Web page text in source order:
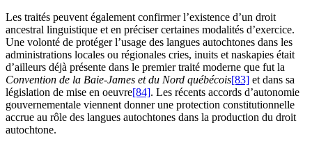
Les traités peuvent également confirmer l’existence d’un droit
ancestral linguistique et en préciser certaines modalités d’exercice.
Une volonté de protéger l’usage des langues autochtones dans les
administrations locales ou régionales cries, inuits et naskapies était
d’ailleurs déjà présente dans le premier traité moderne que fut la
Convention de la Baie-James et du Nord québécois[83] et dans sa
législation de mise en oeuvre[84]. Les récents accords d’autonomie
gouvernementale viennent donner une protection constitutionnelle
accrue au rôle des langues autochtones dans la production du droit
autochtone.